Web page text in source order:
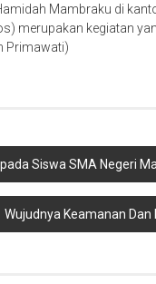
Mambraku di
merupakan kegiatan
Primawati)
Siswa SMA Negeri
Wujudnya Keamanan